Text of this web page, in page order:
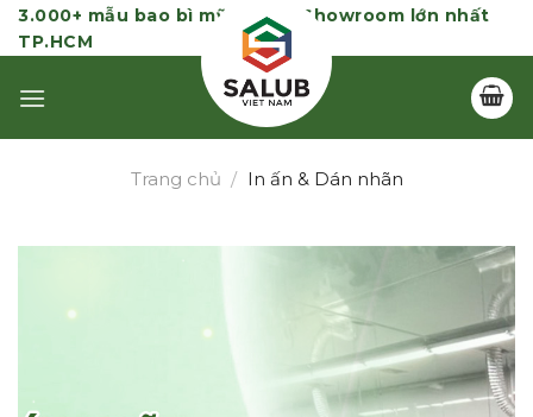
Skip
to
3.000+ mẫu bao bì mỹ phẩm | Showroom lớn nhất
TP.HCM
Trang chủ / In ấn & Dán nhãn